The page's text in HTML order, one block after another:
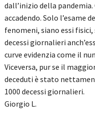
dall’inizio della
accadendo. Solo l’esame
fenomeni, siano essi
decessi giornalieri
curve evidenzia come il
Viceversa, pur se il
deceduti è stato
1000 decessi giornalieri.
Giorgio L.